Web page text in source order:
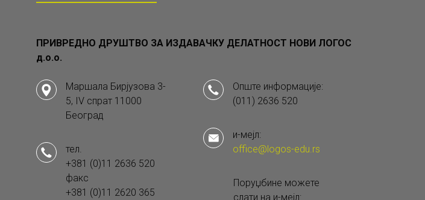
ПРИВРЕДНО ДРУШТВО ЗА ИЗДАВАЧКУ ДЕЛАТНОСТ НОВИ ЛОГОС
д.о.о.
Маршала Бирјузова 3-
5, IV спрат 11000
Београд
тел.
+381 (0)11 2636 520
факс
+381 (0)11 2620 365
Опште информације:
(011) 2636 520
и-мејл:
office@logos-edu.rs
Поруџбине можете
слати на и-мејл: